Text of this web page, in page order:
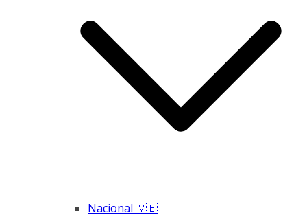
Nacional 🇻🇪